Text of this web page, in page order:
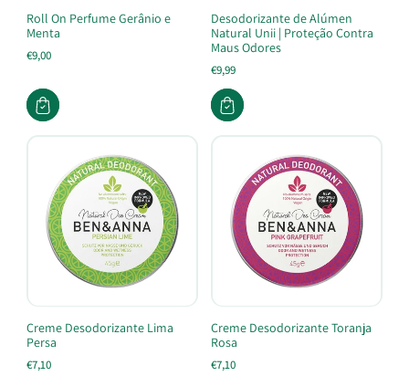
Roll On Perfume Gerânio e
Menta
€9,00
Desodorizante de Alúmen
Natural Unii | Proteção Contra
Maus Odores
€9,99
Creme Desodorizante Lima
Persa
€7,10
Creme Desodorizante Toranja
Rosa
€7,10